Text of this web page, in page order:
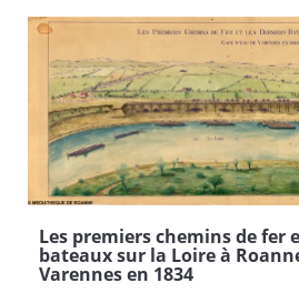
Les premiers chemins de fer
bateaux sur la Loire à
Varennes en 1834